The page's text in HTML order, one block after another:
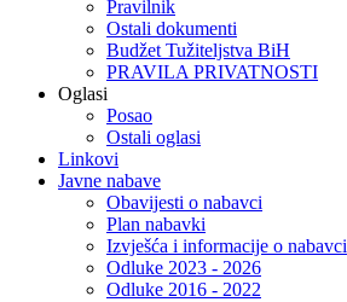
Pravilnik
Ostali dokumenti
Budžet Tužiteljstva BiH
PRAVILA PRIVATNOSTI
Oglasi
Posao
Ostali oglasi
Linkovi
Javne nabave
Obavijesti o nabavci
Plan nabavki
Izvješća i informacije o nabavci
Odluke 2023 - 2026
Odluke 2016 - 2022